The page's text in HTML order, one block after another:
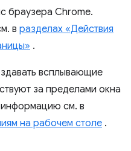
браузера Chrome.
в разделах «Действия
.
всплывающие
за пределами окна
см. в
на рабочем столе .